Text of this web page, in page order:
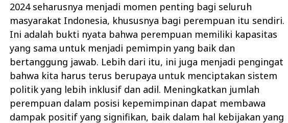
2024 seharusnya menjadi momen penting bagi seluruh
masyarakat Indonesia, khususnya bagi perempuan itu sendiri.
Ini adalah bukti nyata bahwa perempuan memiliki kapasitas
yang sama untuk menjadi pemimpin yang baik dan
bertanggung jawab. Lebih dari itu, ini juga menjadi pengingat
bahwa kita harus terus berupaya untuk menciptakan sistem
politik yang lebih inklusif dan adil. Meningkatkan jumlah
perempuan dalam posisi kepemimpinan dapat membawa
dampak positif yang signifikan, baik dalam hal kebijakan yang